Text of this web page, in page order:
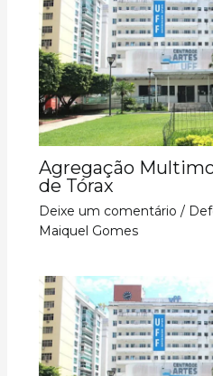
Agregação
de Tórax
Deixe um comentário /
Maiquel Gomes